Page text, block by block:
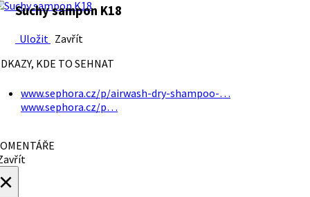
Suchy sampon K18
Uložit Zavřít
KDE TO SEHNAT
www.sephora.cz/p/airwash-dry-shampoo-…
www.sephora.cz/p…